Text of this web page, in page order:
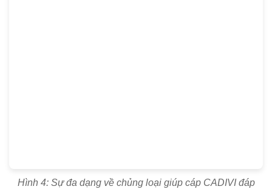
Hình 4: Sự đa dạng về chủng loại giúp cáp CADIVI đáp